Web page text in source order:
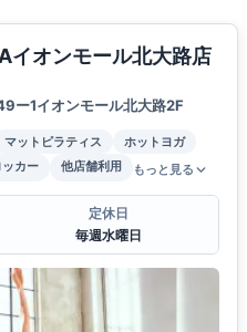
イオンモール北大路店
ー1イオンモール北大路2F
マットピラティス
ホットヨガ
ッカー 他店舗利用 もっと見る
定休日
毎週水曜日